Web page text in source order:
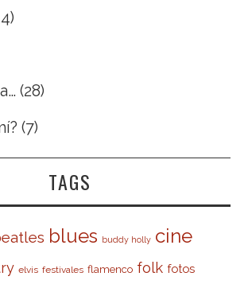
(28)
(7)
TAGS
blues buddy holly cine
elvis festivales flamenco folk fotos